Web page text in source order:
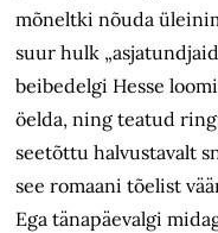
mõneltki nõuda
suur hulk
beibedelgi Hesse
öelda, ning teatud
seetõttu halvustavalt
see romaani tõelist
Ega tänapäevalgi